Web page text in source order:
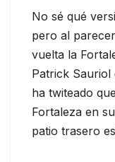
No sé qué
pero al
vuelta la
Patrick Sauriol
ha twiteado
Fortaleza en
patio trasero